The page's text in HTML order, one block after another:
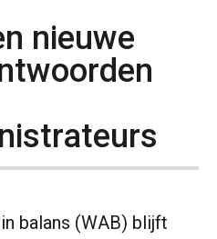
nieuwe
balans (WAB) blijft